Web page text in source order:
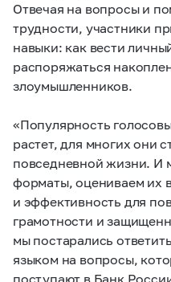
Отвечая на вопросы и
трудности, участники
навыки: как вести
распоряжаться
злоумышленников.
«Популярность
растет, для многих они
повседневной жизни. И
форматы, оцениваем их
и эффективность для
грамотности и
мы постарались
языком на вопросы,
поступают в Банк